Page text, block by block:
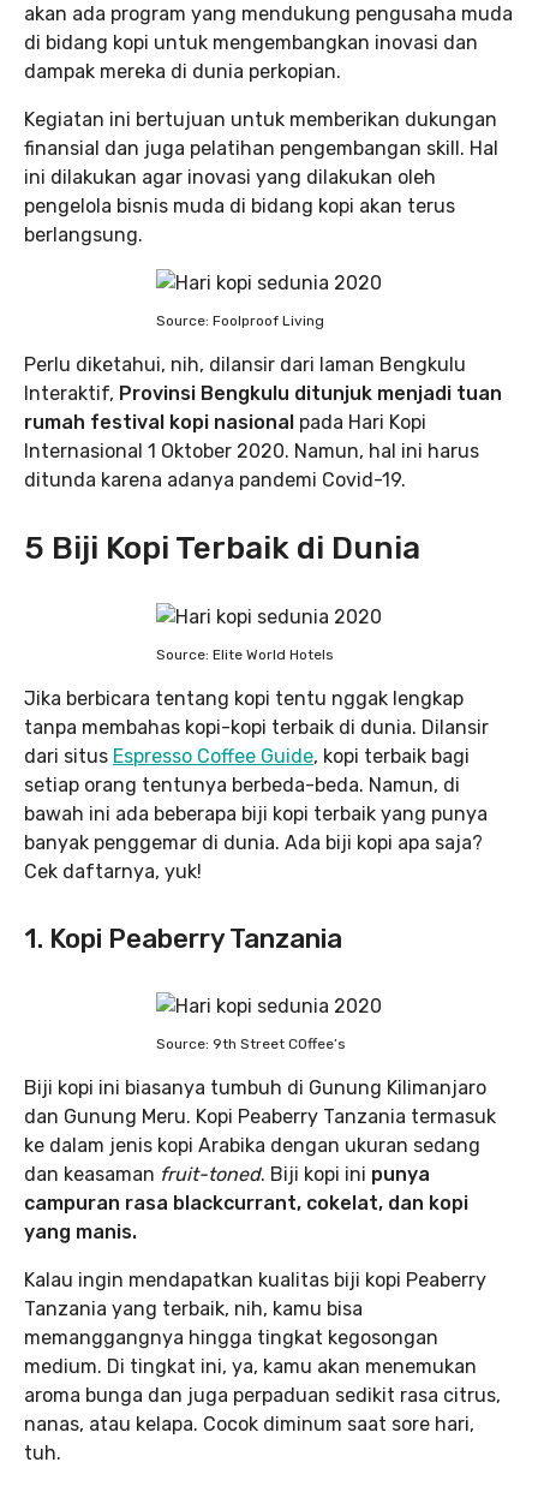
akan ada program yang mendukung pengusaha muda
di bidang kopi untuk mengembangkan inovasi dan
dampak mereka di dunia perkopian.
Kegiatan ini bertujuan untuk memberikan dukungan
finansial dan juga pelatihan pengembangan skill. Hal
ini dilakukan agar inovasi yang dilakukan oleh
pengelola bisnis muda di bidang kopi akan terus
berlangsung.
Source: Foolproof Living
Perlu diketahui, nih, dilansir dari laman Bengkulu
Interaktif, Provinsi Bengkulu ditunjuk menjadi tuan
rumah festival kopi nasional pada Hari Kopi
Internasional 1 Oktober 2020. Namun, hal ini harus
ditunda karena adanya pandemi Covid-19.
5 Biji Kopi Terbaik di Dunia
Source: Elite World Hotels
Jika berbicara tentang kopi tentu nggak lengkap
tanpa membahas kopi-kopi terbaik di dunia. Dilansir
dari situs Espresso Coffee Guide, kopi terbaik bagi
setiap orang tentunya berbeda-beda. Namun, di
bawah ini ada beberapa biji kopi terbaik yang punya
banyak penggemar di dunia. Ada biji kopi apa saja?
Cek daftarnya, yuk!
1. Kopi Peaberry Tanzania
Source: 9th Street COffee’s
Biji kopi ini biasanya tumbuh di Gunung Kilimanjaro
dan Gunung Meru. Kopi Peaberry Tanzania termasuk
ke dalam jenis kopi Arabika dengan ukuran sedang
dan keasaman fruit-toned. Biji kopi ini punya
campuran rasa blackcurrant, cokelat, dan kopi
yang manis.
Kalau ingin mendapatkan kualitas biji kopi Peaberry
Tanzania yang terbaik, nih, kamu bisa
memanggangnya hingga tingkat kegosongan
medium. Di tingkat ini, ya, kamu akan menemukan
aroma bunga dan juga perpaduan sedikit rasa citrus,
nanas, atau kelapa. Cocok diminum saat sore hari,
tuh.